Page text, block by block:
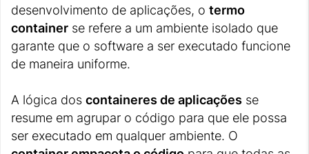
desenvolvimento de aplicações, o termo
container se refere a um ambiente isolado que
garante que o software a ser executado funcione
de maneira uniforme.
A lógica dos containeres de aplicações se
resume em agrupar o código para que ele possa
ser executado em qualquer ambiente. O